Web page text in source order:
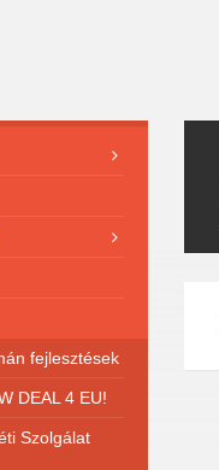
fejlesztések
DEAL 4 EU!
Szolgálat